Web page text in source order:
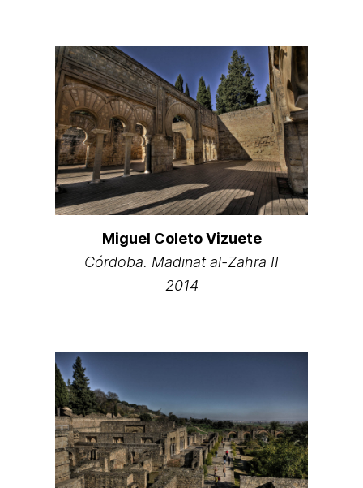
Miguel Coleto Vizuete
Córdoba. Madinat al-Zahra II
2014